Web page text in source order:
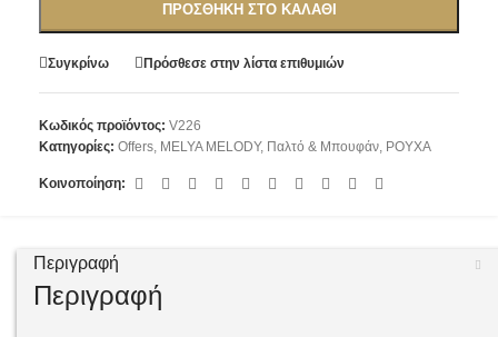
ΠΡΟΣΘΉΚΗ ΣΤΟ ΚΑΛΆΘΙ
Συγκρίνω Πρόσθεσε στην λίστα επιθυμιών
Κωδικός προϊόντος: V226
Κατηγορίες: Offers, ΜΕLYA MELODY, Παλτό & Μπουφάν, ΡΟΥΧΑ
Κοινοποίηση:
Περιγραφή
Περιγραφή